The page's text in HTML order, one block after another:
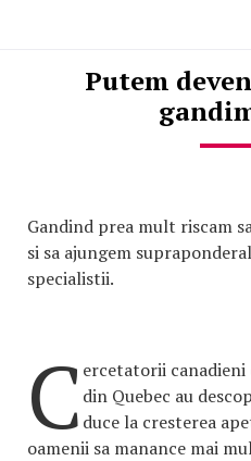
Putem
Gandind prea mult riscam
si sa ajungem
specialistii.
C ercetatorii canadieni
din Quebec au
duce la cresterea
oamenii sa manance mai